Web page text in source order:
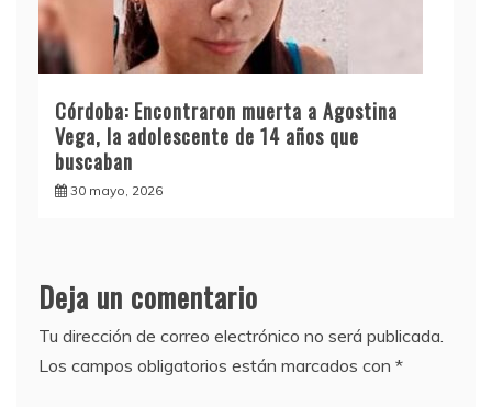
Córdoba: Encontraron muerta a Agostina
Vega, la adolescente de 14 años que
buscaban
30 mayo, 2026
Deja un comentario
Tu dirección de correo electrónico no será publicada.
Los campos obligatorios están marcados con *